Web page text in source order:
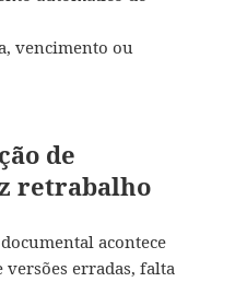
vencimento ou
de
retrabalho
acontece
erradas, falta